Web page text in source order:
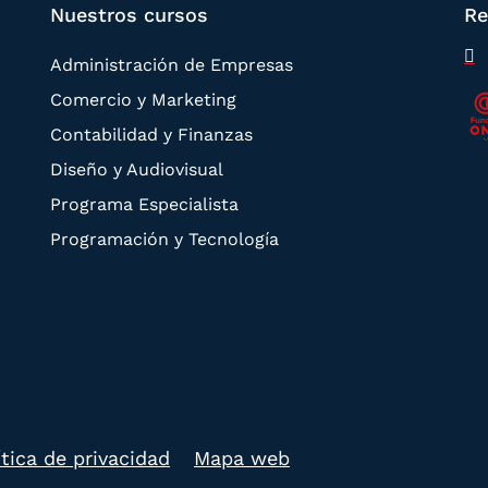
Nuestros cursos
Administración de Empresas
Comercio y Marketing
Contabilidad y Finanzas
Diseño y Audiovisual
Programa Especialista
Programación y Tecnología
de privacidad Mapa web